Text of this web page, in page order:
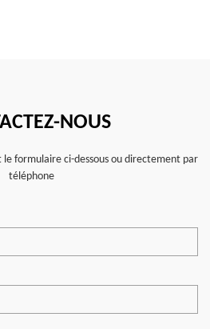
NOUS
le formulaire ci-dessous ou directement par
téléphone